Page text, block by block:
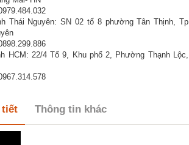
Thái Nguyên: SN 02 tổ 8 phường Tân Thịnh, Tp
HCM: 22/4 Tổ 9, Khu phố 2, Phường Thạnh Lộc,
tiết Thông tin khác